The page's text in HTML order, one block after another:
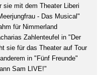
sie mit dem Theater Liberi
- Das Musical"
für Nimmerland
Zahlenteufel in "Der
sie für das Theater auf Tour
in "Fünf Freunde"
Sam LIVE!"